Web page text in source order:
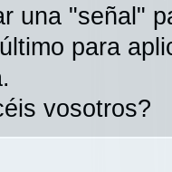
una "señal"
para
vosotros?